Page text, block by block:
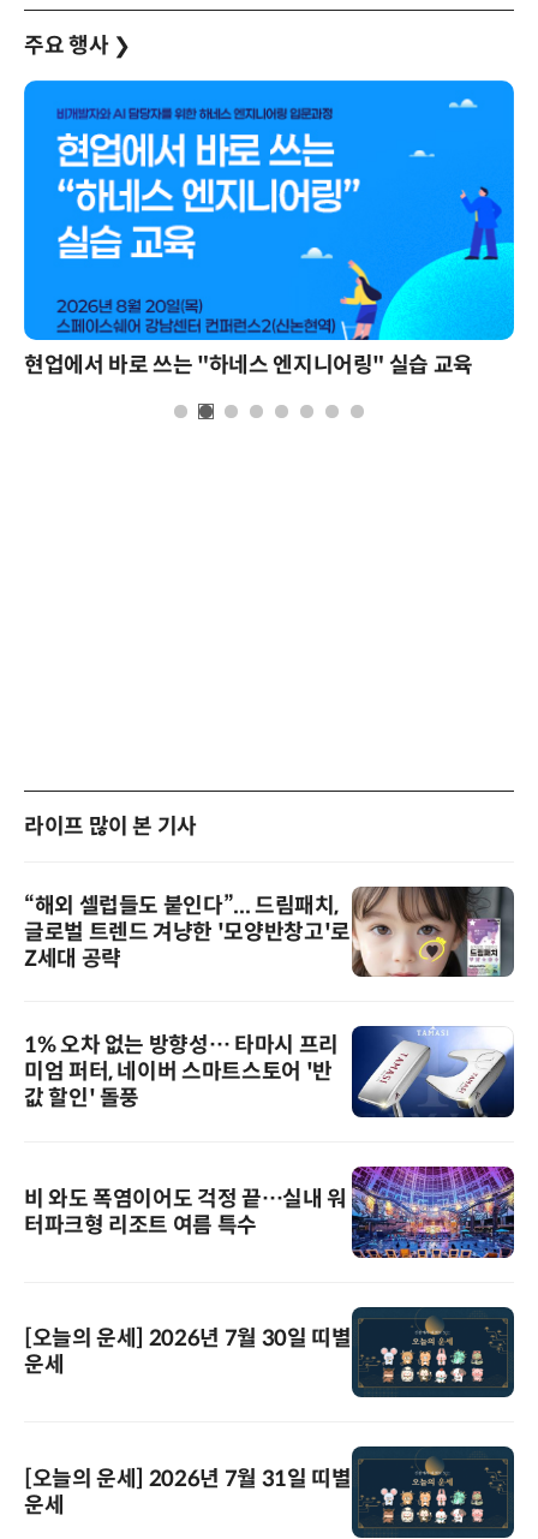
주요 행사 ❯
현업에서 바로 쓰는 "하네스 엔지니어링" 실습 교육
라이프 많이 본 기사
“해외 셀럽들도 붙인다”... 드림패치,
글로벌 트렌드 겨냥한 '모양반창고'로
Z세대 공략
1% 오차 없는 방향성… 타마시 프리
미엄 퍼터, 네이버 스마트스토어 '반
값 할인' 돌풍
비 와도 폭염이어도 걱정 끝…실내 워
터파크형 리조트 여름 특수
[오늘의 운세] 2026년 7월 30일 띠별
운세
[오늘의 운세] 2026년 7월 31일 띠별
운세